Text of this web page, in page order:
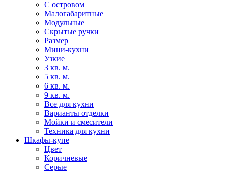
С островом
Малогабаритные
Модульные
Скрытые ручки
Размер
Мини-кухни
Узкие
3 кв. м.
5 кв. м.
6 кв. м.
9 кв. м.
Все для кухни
Варианты отделки
Мойки и смесители
Техника для кухни
Шкафы-купе
Цвет
Коричневые
Серые